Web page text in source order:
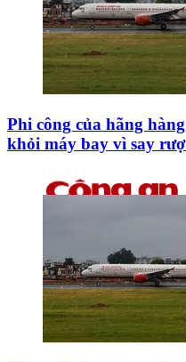
Phi công của hãng
khỏi máy bay vì say